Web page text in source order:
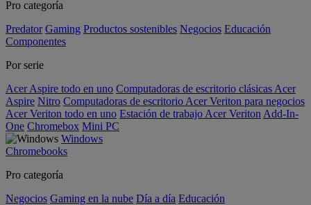
Pro categoría
Predator Gaming Productos sostenibles Negocios Educación
Componentes
Por serie
Acer Aspire todo en uno Computadoras de escritorio clásicas Acer
Aspire Nitro Computadoras de escritorio Acer Veriton para negocios
Acer Veriton todo en uno Estación de trabajo Acer Veriton Add-In-
One Chromebox Mini PC
Windows
Chromebooks
Pro categoría
Negocios Gaming en la nube Día a día Educación